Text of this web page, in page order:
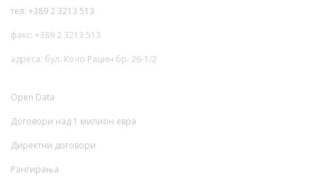
тел: +389 2 3213 513
факс: +389 2 3213 513
адреса: бул. Кочо Рацин бр. 26-1/2
Open Data
Договори над 1 милион евра
Директни договори
Рангирања